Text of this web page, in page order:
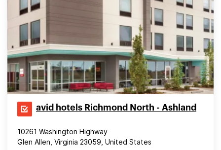
avid hotels Richmond North - Ashland
10261 Washington Highway
Glen Allen, Virginia 23059, United States